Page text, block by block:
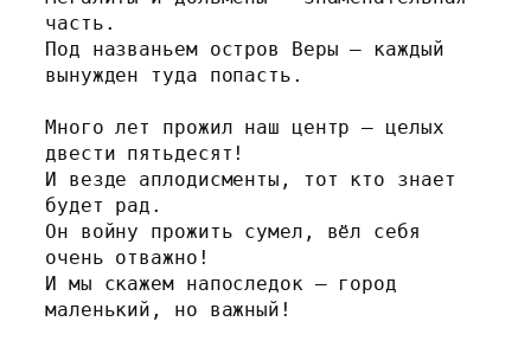
часть.
Под названьем остров Веры – каждый
вынужден туда попасть.
Много лет прожил наш центр – целых
двести пятьдесят!
И везде аплодисменты, тот кто знает
будет рад.
Он войну прожить сумел, вёл себя
очень отважно!
И мы скажем напоследок – город
маленький, но важный!